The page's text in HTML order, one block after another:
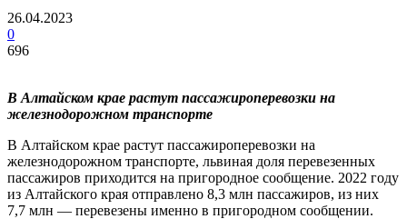
26.04.2023
0
696
В Алтайском крае растут пассажироперевозки на
железнодорожном транспорте
В Алтайском крае растут пассажироперевозки на
железнодорожном транспорте, львиная доля перевезенных
пассажиров приходится на пригородное сообщение. 2022 году
из Алтайского края отправлено 8,3 млн пассажиров, из них
7,7 млн — перевезены именно в пригородном сообщении.